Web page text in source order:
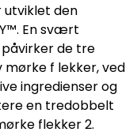
den
En svært
de tre
f lekker, ved
ingredienser og
en tredobbelt
flekker 2.